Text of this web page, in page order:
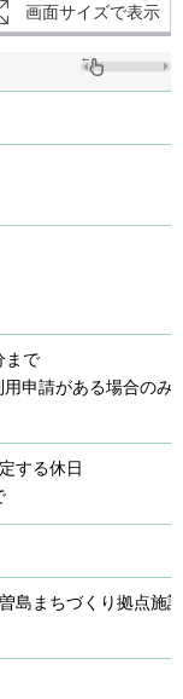
画面サイズで表示
まで
申請がある場合のみ
する休日
島まちづくり拠点施